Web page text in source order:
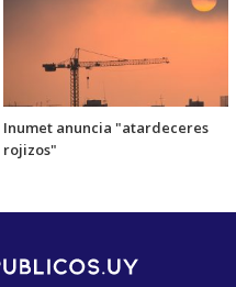
Inumet anuncia "atardeceres
rojizos"